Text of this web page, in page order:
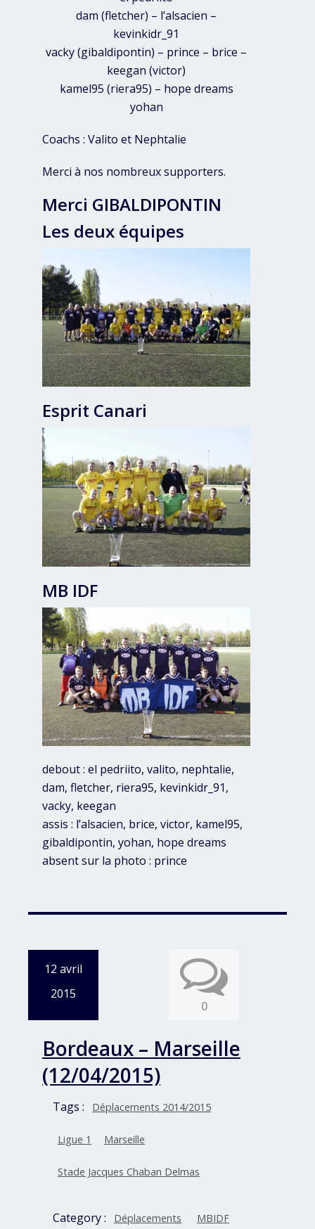
dam (fletcher) – l’alsacien –
kevinkidr_91
vacky (gibaldipontin) – prince – brice –
keegan (victor)
kamel95 (riera95) – hope dreams
yohan
Coachs : Valito et Nephtalie
Merci à nos nombreux supporters.
Merci GIBALDIPONTIN
Les deux équipes
Esprit Canari
MB IDF
debout : el pedriito, valito, nephtalie,
dam, fletcher, riera95, kevinkidr_91,
vacky, keegan
assis : l’alsacien, brice, victor, kamel95,
gibaldipontin, yohan, hope dreams
absent sur la photo : prince
12 avril
2015
0
Bordeaux – Marseille
(12/04/2015)
Tags : Déplacements 2014/2015
Ligue 1 Marseille
Stade Jacques Chaban Delmas
Category : Déplacements MBIDF